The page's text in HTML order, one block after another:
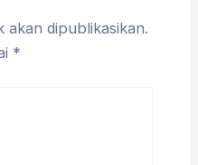
akan dipublikasikan.
*